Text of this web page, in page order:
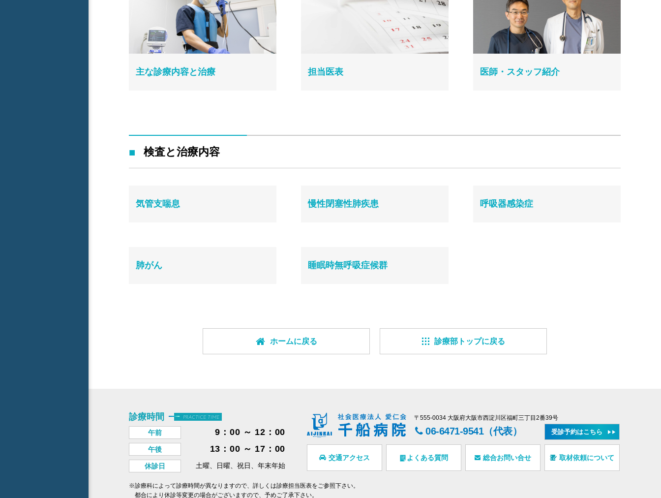
主な診療内容と治療 担当医表 医師・スタッフ紹介
検査と治療内容
気管支喘息 慢性閉塞性肺疾患 呼吸器感染症
肺がん 睡眠時無呼吸症候群
ホームに戻る 診療部トップに戻る
診療時間 PRACTICE TIME
午前 9：00 ～ 12：00
午後 13：00 ～ 17：00
休診日 土曜、日曜、祝日、年末年始
※診療科によって診療時間が異なりますので、詳しくは診療担当医表をご参照下さい。
都合により休診等変更の場合がございますので、予めご了承下さい。
〒555-0034 大阪府大阪市西淀川区福町三丁目2番39号
06-6471-9541（代表） 受診予約はこちら
交通アクセス よくある質問 総合お問い合せ 取材依頼について